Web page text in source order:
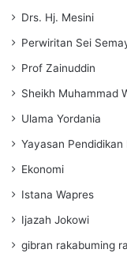
Drs. Hj. Mesini
Perwiritan Sei
Prof Zainuddin
Sheikh Muhammad
Ulama Yordania
Yayasan
Ekonomi
Istana Wapres
Ijazah Jokowi
gibran rakabuming